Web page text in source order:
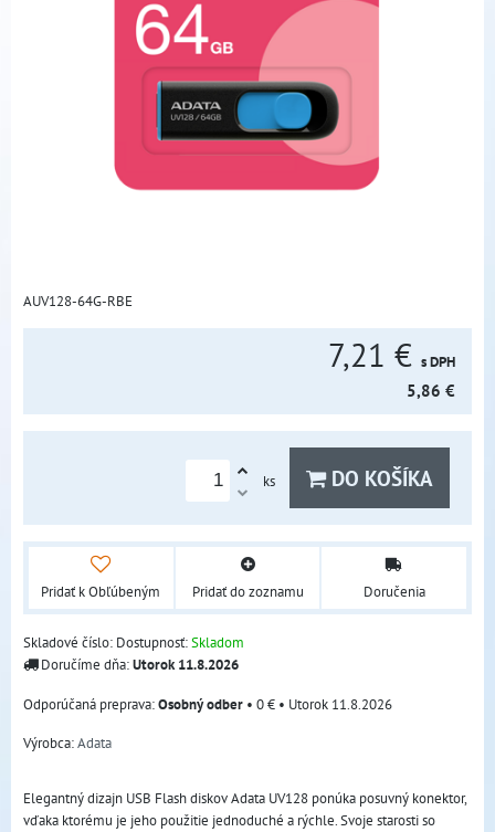
AUV128-64G-RBE
7,21 € s DPH
5,86 €
ks DO KOŠÍKA
Pridať k Obľúbeným Pridať do zoznamu Doručenia
Skladové číslo: Dostupnosť:Skladom
Doručíme dňa:Utorok11.8.2026
Osobný odber • 0 € • Utorok 11.8.2026
Výrobca:Adata
Elegantný dizajn USB Flash diskov Adata UV128 ponúka posuvný konektor,
vďaka ktorému je jeho použitie jednoduché a rýchle. Svoje starosti so